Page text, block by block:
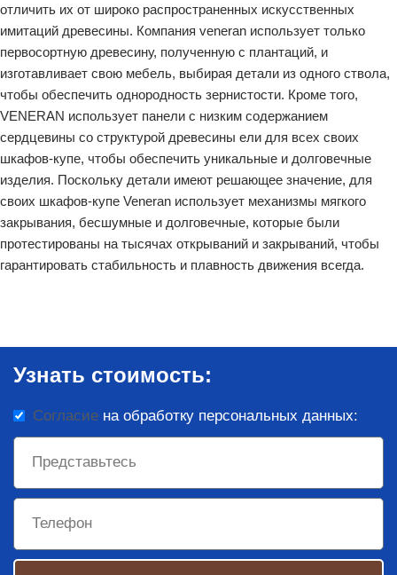
отличить их от широко распространенных искусственных
имитаций древесины. Компания veneran использует только
первосортную древесину, полученную с плантаций, и
изготавливает свою мебель, выбирая детали из одного ствола,
чтобы обеспечить однородность зернистости. Кроме того,
VENERAN использует панели с низким содержанием
сердцевины со структурой древесины ели для всех своих
шкафов-купе, чтобы обеспечить уникальные и долговечные
изделия. Поскольку детали имеют решающее значение, для
своих шкафов-купе Veneran использует механизмы мягкого
закрывания, бесшумные и долговечные, которые были
протестированы на тысячах открываний и закрываний, чтобы
гарантировать стабильность и плавность движения всегда.
Узнать стоимость:
Согласие на обработку персональных данных: